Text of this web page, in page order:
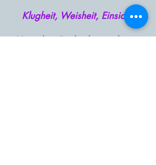
Klugheit, Weisheit, Einsicht!
Mit jedem Buch, das wir lesen,